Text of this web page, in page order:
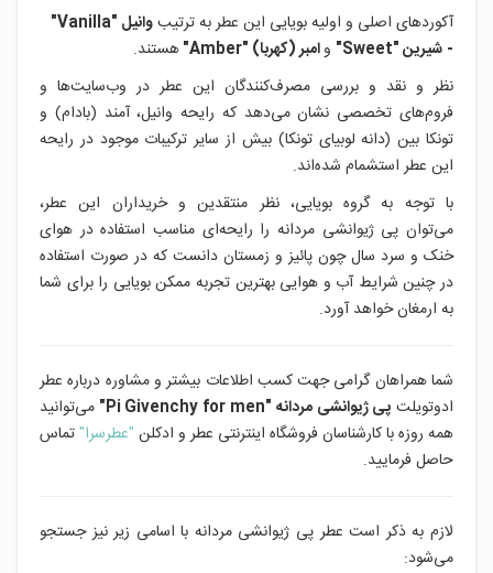
آکوردهای اصلی و اولیه بویایی این عطر به ترتیبوانیل "Vanilla
"
- شیرین "Sweet " وامبر (کهربا) "Amber "هستند.
نظر و نقد و بررسی مصرف‌کنندگان این عطر در وب‌سایت‌ها و
فروم‌های تخصصی نشان می‌دهد که رایحه وانیل، آمند (بادام) و
تونکا بین (دانه لوبیای تونکا) بیش از سایر ترکیبات موجود در رایحه
این عطر استشمام شده‌اند.
با توجه به گروه بویایی، نظر منتقدین و خریداران این عطر،
می‌توان پی ژیوانشی مردانه را رایحه‌ای مناسب استفاده در هوای
خنک و سرد سال چون پائیز و زمستان دانست که در صورت استفاده
در چنین شرایط آب و هوایی بهترین تجربه ممکن بویایی را برای شما
به ارمغان خواهد آورد.
شما همراهان گرامی جهت کسب اطلاعات بیشتر و مشاوره درباره عطر
ادوتویلت پی ژیوانشی مردانه "Pi Givenchy for men"
می‌توانید
همه روزه با کارشناسان فروشگاه اینترنتی عطر و ادکلن "عطرسرا"تماس
حاصل فرمایید.
لازم به ذکر است عطر پی ژیوانشی مردانه با اسامی زیر نیز جستجو
می‌شود: